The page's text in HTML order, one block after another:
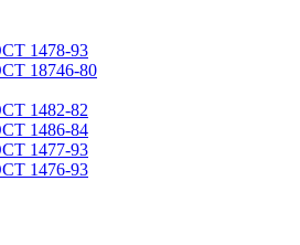
1478-93
18746-80
1482-82
1486-84
1477-93
1476-93